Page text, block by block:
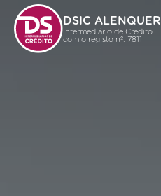
DSIC ALENQUER
Intermediário de Crédito
com o registo nº. 7811